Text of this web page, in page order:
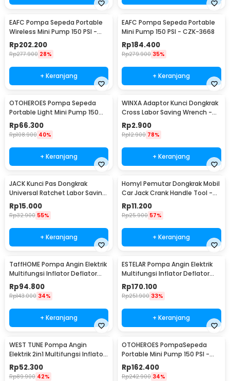
EAFC Pompa Sepeda Portable
Wireless Mini Pump 150 PSI -
PR-F1901
Rp202.200
Rp277.900 28%
+ Keranjang
EAFC Pompa Sepeda Portable
Mini Pump 150 PSI - CZK-3668
Rp184.400
Rp279.900 35%
+ Keranjang
OTOHEROES Pompa Sepeda
Portable Light Mini Pump 150
PSI - SCK619-1
Rp66.300
Rp108.900 40%
+ Keranjang
WINXA Adaptor Kunci Dongkrak
Cross Labor Saving Wrench -
WX-00
Rp2.900
Rp12.900 78%
+ Keranjang
JACK Kunci Pas Dongkrak
Universal Ratchet Labor Saving
Wrench - J-55
Rp15.000
Rp32.900 55%
+ Keranjang
Homyl Pemutar Dongkrak Mobil
Car Jack Crank Handle Tool -
HL-38
Rp11.200
Rp25.900 57%
+ Keranjang
TaffHOME Pompa Angin Elektrik
Multifungsi Inflator Deflator
with LED - 66001 / GR-107C4
Rp94.800
Rp143.000 34%
+ Keranjang
ESTELAR Pompa Angin Elektrik
Multifungsi Inflator Deflator
with LED - CZ-666A
Rp170.100
Rp251.900 33%
+ Keranjang
WEST TUNE Pompa Angin
Elektrik 2in1 Multifungsi Inflator
Deflator - GR-118E
Rp52.300
Rp89.900 42%
OTOHEROES PompaSepeda
Portable Mini Pump 150 PSI -
WY-006
Rp162.400
Rp242.900 34%